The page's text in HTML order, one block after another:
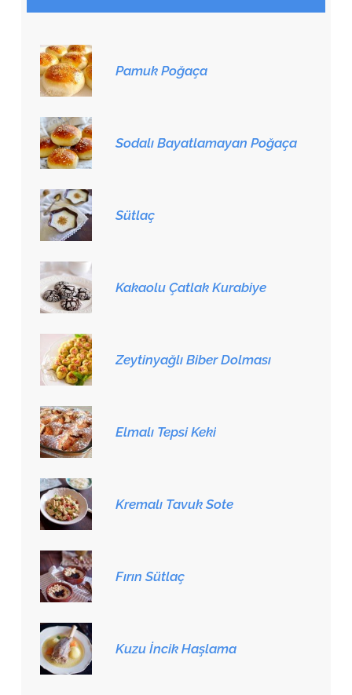
Pamuk Poğaça
Sodalı Bayatlamayan Poğaça
Sütlaç
Kakaolu Çatlak Kurabiye
Zeytinyağlı Biber Dolması
Elmalı Tepsi Keki
Kremalı Tavuk Sote
Fırın Sütlaç
Kuzu İncik Haşlama